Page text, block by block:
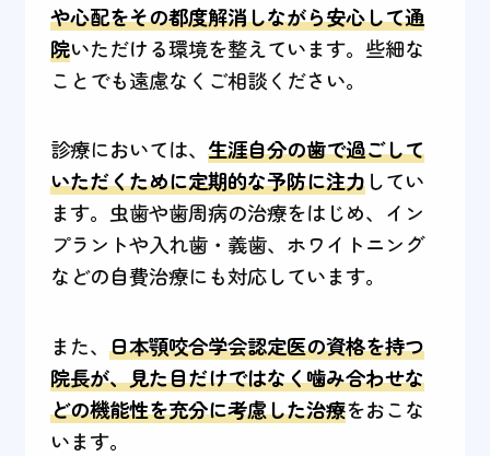
や心配をその都度解消しながら安心して通
院いただける環境を整えています。些細な
ことでも遠慮なくご相談ください。
診療においては、 生涯自分の歯で過ごして
いただくために定期的な予防に注力してい
ます。虫歯や歯周病の治療をはじめ、イン
プラントや入れ歯・義歯、ホワイトニング
などの自費治療にも対応しています。
また、 日本顎咬合学会認定医の資格を持つ
院長が、見た目だけではなく噛み合わせな
どの機能性を充分に考慮した治療をおこな
います。